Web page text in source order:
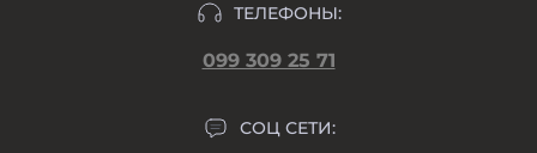
ТЕЛЕФОНЫ:
099 309 25 71
СОЦ СЕТИ: